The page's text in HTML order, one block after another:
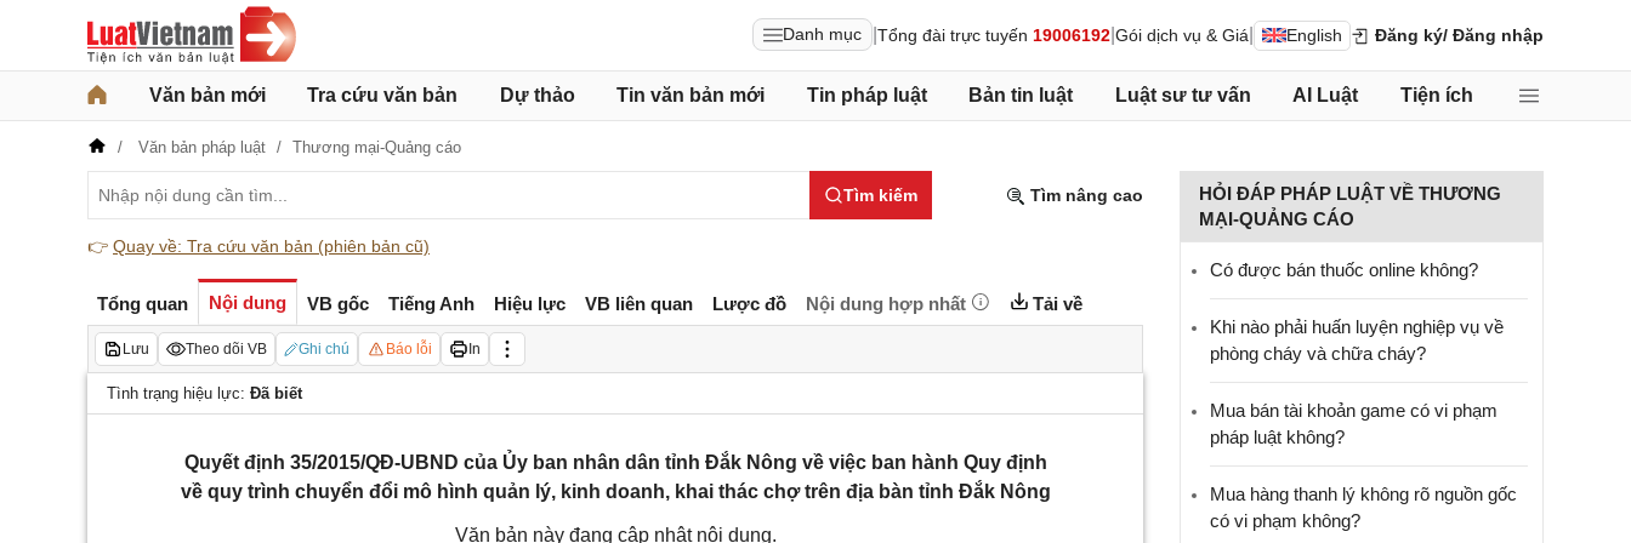
Danh mục Tổng đài trực tuyến 19006192 Gói dịch vụ & Giá English Đăng ký/ Đăng nhập
Văn bản mới Tra cứu văn bản Dự thảo Tin văn bản mới Tin pháp luật Bản tin luật Luật sư tư vấn AI Luật Tiện ích
Văn bản pháp luật Thương mại-Quảng cáo
Tìm kiếm Tìm nâng cao
👉 Quay về: Tra cứu văn bản (phiên bản cũ)
Tổng quan Nội dung VB gốc Tiếng Anh Hiệu lực VB liên quan Lược đồ Nội dung hợp nhất Tải về
Lưu Theo dõi VB Ghi chú Báo lỗi In
Tình trạng hiệu lực: Đã biết
Quyết định 35/2015/QĐ-UBND của Ủy ban nhân dân tỉnh Đắk Nông về việc ban hành Quy định
về quy trình chuyển đổi mô hình quản lý, kinh doanh, khai thác chợ trên địa bàn tỉnh Đắk Nông
Văn bản này đang cập nhật nội dung.
HỎI ĐÁP PHÁP LUẬT VỀ THƯƠNG
MẠI-QUẢNG CÁO
Có được bán thuốc online không?
Khi nào phải huấn luyện nghiệp vụ về
phòng cháy và chữa cháy?
Mua bán tài khoản game có vi phạm
pháp luật không?
Mua hàng thanh lý không rõ nguồn gốc
có vi phạm không?